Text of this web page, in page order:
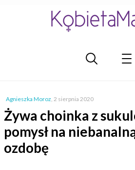
Agnieszka Moroz, 2 sierpnia 2020
Żywa choinka z
pomysł na
ozdobę